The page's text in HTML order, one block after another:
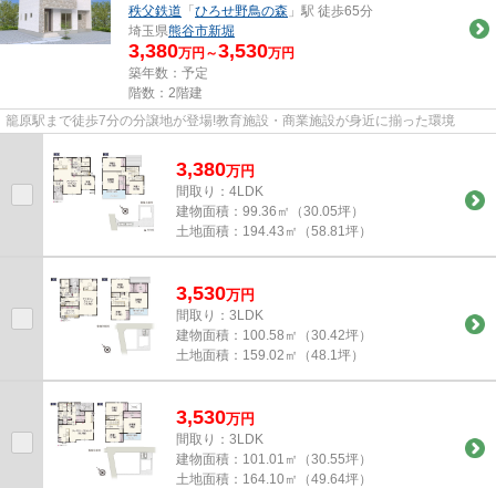
秩父鉄道 「ひろせ野鳥の森 」駅 徒歩65分
埼玉県熊谷市新堀
3,380万円～3,530万円
築年数：予定
階数：2階建
籠原駅まで徒歩7分の分譲地が登場!教育施設・商業施設が身近に揃った環境
3,380万円
間取り：4LDK
建物面積： 99.36㎡（30.05坪）
土地面積： 194.43㎡（58.81坪）
3,530万円
間取り：3LDK
建物面積： 100.58㎡（30.42坪）
土地面積： 159.02㎡（48.1坪）
3,530万円
間取り：3LDK
建物面積： 101.01㎡（30.55坪）
土地面積： 164.10㎡（49.64坪）